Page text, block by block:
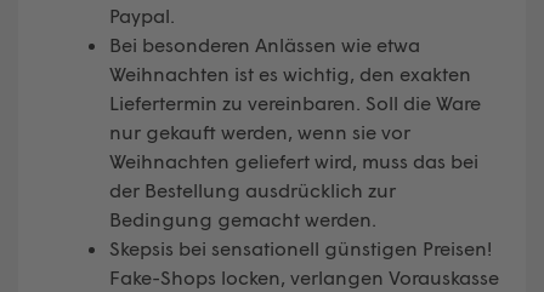
Paypal.
Bei besonderen Anlässen wie etwa
Weihnachten ist es wichtig, den exakten
Liefertermin zu vereinbaren. Soll die Ware
nur gekauft werden, wenn sie vor
Weihnachten geliefert wird, muss das bei
der Bestellung ausdrücklich zur
Bedingung gemacht werden.
Skepsis bei sensationell günstigen Preisen!
Fake-Shops locken, verlangen Vorauskasse